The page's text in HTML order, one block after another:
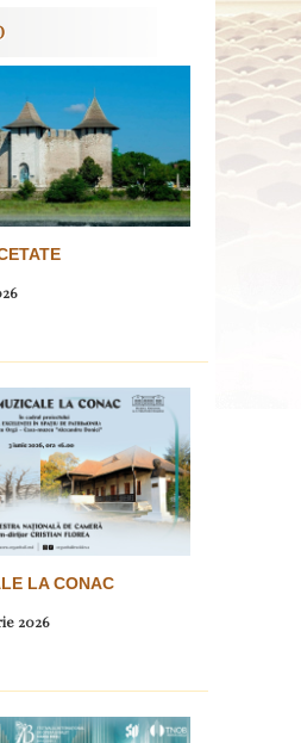
LA CONAC
2026